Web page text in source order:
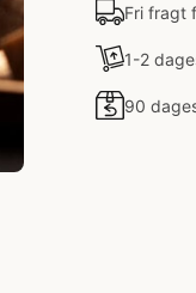
Fri fragt
1-2
90